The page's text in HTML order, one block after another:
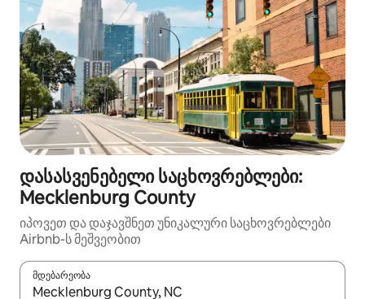
დასასვენებელი საცხოვრებლები:
Mecklenburg County
იპოვეთ და დაჯავშნეთ უნიკალური საცხოვრებლები
Airbnb-ს მეშვეობით
მდებარეობა
როცა შედეგები ხელმისაწვდომი გახდება, ნავიგაციისთვის